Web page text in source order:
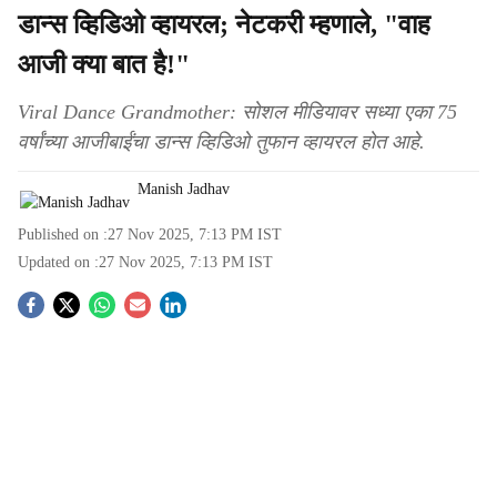
डान्स व्हिडिओ व्हायरल; नेटकरी म्हणाले, "वाह
आजी क्या बात है!"
Viral Dance Grandmother: सोशल मीडियावर सध्या एका 75
वर्षांच्या आजीबाईंचा डान्स व्हिडिओ तुफान व्हायरल होत आहे.
Manish Jadhav
Published on :27 Nov 2025, 7:13 PM IST
Updated on :27 Nov 2025, 7:13 PM IST
S